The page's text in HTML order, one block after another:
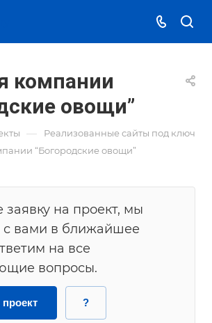
компании
овощи”
— Реализованные сайты под ключ
“Богородские овощи”
на проект, мы
с вами в ближайшее
на все
вопросы.
проект ?